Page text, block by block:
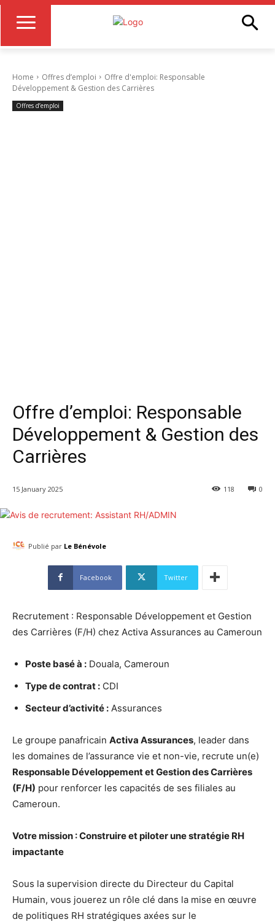
Home Offres d’emploi
Offre d'emploi: Responsable
Développement & Gestion des Carrières
Offres d’emploi
Offre d’emploi: Responsable
Développement & Gestion des
Carrières
15 January 2025 0
118
Publié par Le Bénévole
Facebook Twitter
Recrutement : Responsable Développement et Gestion
des Carrières (F/H) chez Activa Assurances au Cameroun
Poste basé à : Douala, Cameroun
Type de contrat : CDI
Secteur d’activité : Assurances
Le groupe panafricain Activa Assurances, leader dans
les domaines de l’assurance vie et non-vie, recrute un(e)
Responsable Développement et Gestion des Carrières
(F/H) pour renforcer les capacités de ses filiales au
Cameroun.
Votre mission : Construire et piloter une stratégie RH
impactante
Sous la supervision directe du Directeur du Capital
Humain, vous jouerez un rôle clé dans la mise en œuvre
de politiques RH stratégiques axées sur le